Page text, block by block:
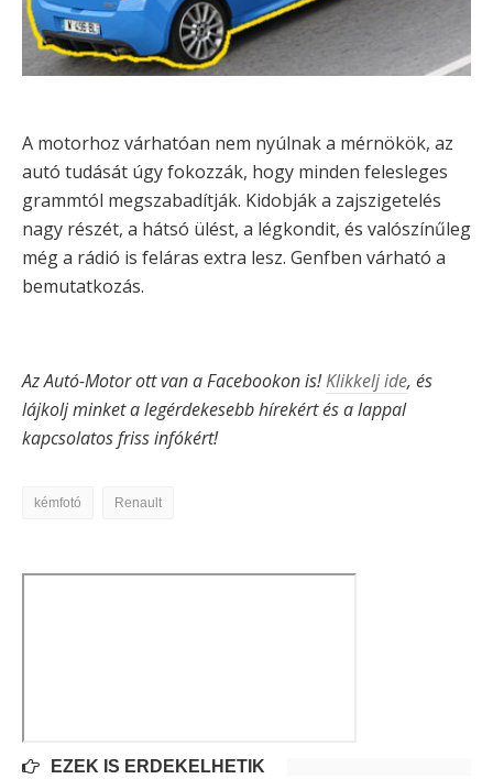
A motorhoz várhatóan nem nyúlnak a mérnökök, az
autó tudását úgy fokozzák, hogy minden felesleges
grammtól megszabadítják. Kidobják a zajszigetelés
nagy részét, a hátsó ülést, a légkondit, és valószínűleg
még a rádió is feláras extra lesz. Genfben várható a
bemutatkozás.
Az Autó-Motor ott van a Facebookon is!Klikkelj ide, és
lájkolj minket a legérdekesebb hírekért és a lappal
kapcsolatos friss infókért!
kémfotó Renault
EZEK IS ÉRDEKELHETIK